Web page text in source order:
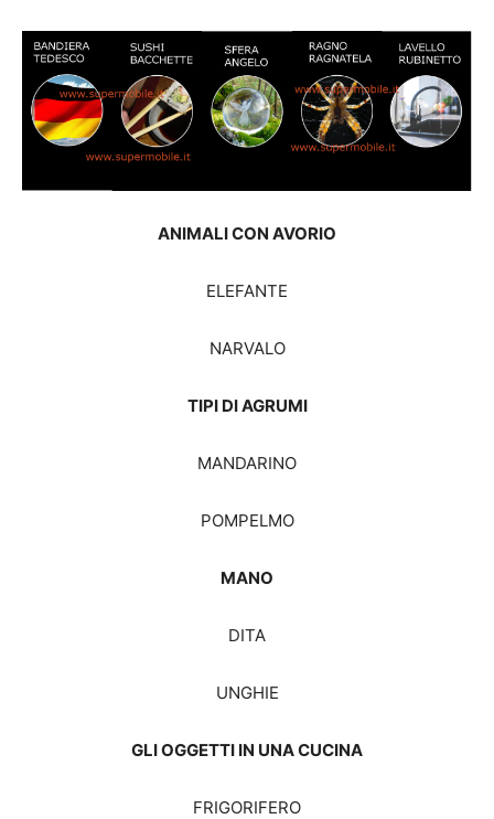
ANIMALI CON AVORIO
ELEFANTE
NARVALO
TIPI DI AGRUMI
MANDARINO
POMPELMO
MANO
DITA
UNGHIE
GLI OGGETTI IN UNA CUCINA
FRIGORIFERO